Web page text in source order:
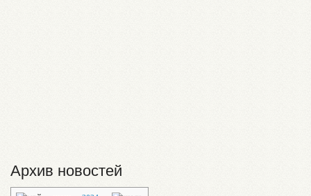
Архив новостей